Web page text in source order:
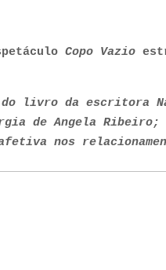
Copo Vazio
livro da escritora
de Angela
nos